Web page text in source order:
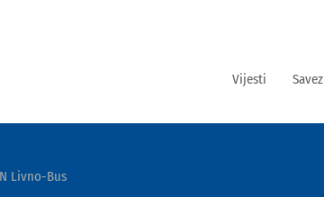
Vijesti Savez
Livno-Bus